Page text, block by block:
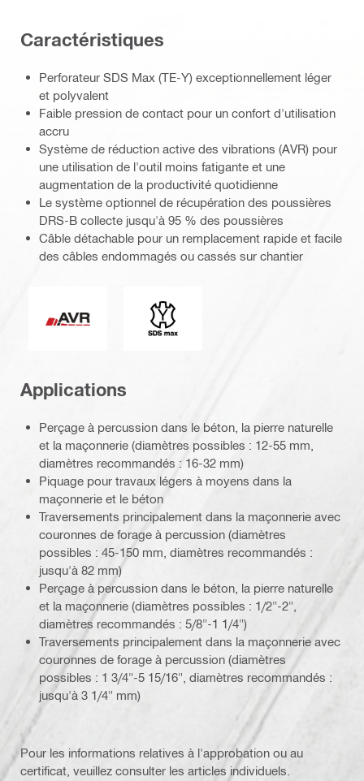
Caractéristiques
Perforateur SDS Max (TE-Y) exceptionnellement léger
et polyvalent
Faible pression de contact pour un confort d'utilisation
accru
Système de réduction active des vibrations (AVR) pour
une utilisation de l'outil moins fatigante et une
augmentation de la productivité quotidienne
Le système optionnel de récupération des poussières
DRS-B collecte jusqu'à 95 % des poussières
Câble détachable pour un remplacement rapide et facile
des câbles endommagés ou cassés sur chantier
Réduction active des vibrations
Extrémité de connexion
Applications
Perçage à percussion dans le béton, la pierre naturelle
et la maçonnerie (diamètres possibles : 12-55 mm,
diamètres recommandés : 16-32 mm)
Piquage pour travaux légers à moyens dans la
maçonnerie et le béton
Traversements principalement dans la maçonnerie avec
couronnes de forage à percussion (diamètres
possibles : 45-150 mm, diamètres recommandés :
jusqu'à 82 mm)
Perçage à percussion dans le béton, la pierre naturelle
et la maçonnerie (diamètres possibles : 1/2"-2",
diamètres recommandés : 5/8"-1 1/4")
Traversements principalement dans la maçonnerie avec
couronnes de forage à percussion (diamètres
possibles : 1 3/4"-5 15/16", diamètres recommandés :
jusqu'à 3 1/4" mm)
Pour les informations relatives à l'approbation ou au
certificat, veuillez consulter les articles individuels.